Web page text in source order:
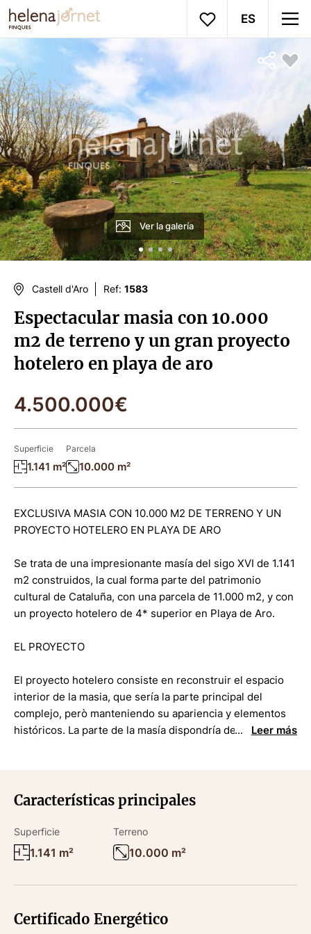
ES
Ver la galería
Castell d'Aro Ref: 1583
Espectacular masia con 10.000
m2 de terreno y un gran proyecto
hotelero en playa de aro
4.500.000€
Superficie
1.141 m²
Parcela
10.000 m²
EXCLUSIVA MASIA CON 10.000 M2 DE TERRENO Y UN
PROYECTO HOTELERO EN PLAYA DE ARO
Se trata de una impresionante masía del sigo XVI de 1.141
m2 construidos, la cual forma parte del patrimonio
cultural de Cataluña, con una parcela de 11.000 m2, y con
un proyecto hotelero de 4* superior en Playa de Aro.
EL PROYECTO
El proyecto hotelero consiste en reconstruir el espacio
interior de la masia, que sería la parte principal del
complejo, però manteniendo su apariencia y elementos
históricos. La parte de la masía dispondría de 17
En la parte trasera de la masía encontraríamos la parte
que está pensada como restaurante con su propia cocina,
con espacio de restauración interior y en la terraza.
A de más, este proyecto también contempla la
salida a la pisciana privada del hotel.
Leer más
Características principales
Superficie
1.141 m²
Terreno
10.000 m²
Certificado Energético